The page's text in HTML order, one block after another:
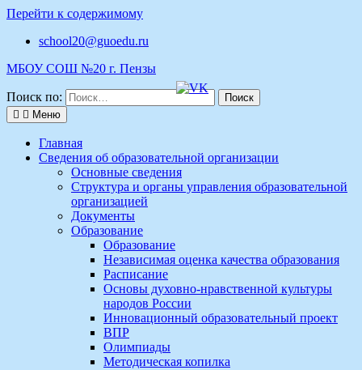
Перейти к содержимому
school20@guoedu.ru
МБОУ СОШ №20 г. Пензы
Поиск по:
Меню
Главная
Сведения об образовательной организации
Основные сведения
Структура и органы управления образовательной
организацией
Документы
Образование
Образование
Независимая оценка качества образования
Расписание
Основы духовно-нравственной культуры
народов России
Инновационный образовательный проект
ВПР
Олимпиады
Методическая копилка